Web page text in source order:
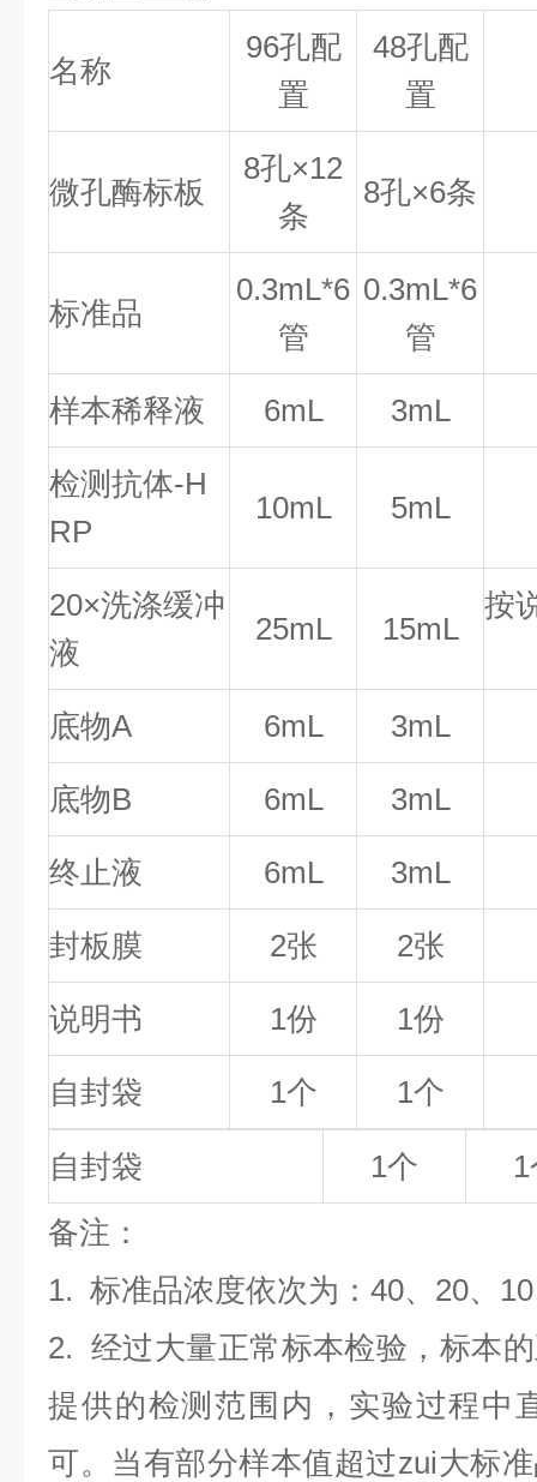
名称
96孔配
置
48孔配
置
微孔酶标板
8孔×12
条
8孔×6条
标准品
0.3mL*6
管
0.3mL*6
管
样本稀释液 6mL 3mL
检测抗体-H
RP
10mL 5mL
20×洗涤缓冲
液
25mL 15mL
按
底物A 6mL 3mL
底物B 6mL 3mL
终止液 6mL 3mL
封板膜 2张 2张
说明书 1份 1份
自封袋 1个 1个
自封袋 1个
备注 ：
1. 标准品浓度依次为：40、20、
2. 经过大量正常标本检验，标本
提供的检测范围内，实验过程中
可。当有部分样本值超过zui大标